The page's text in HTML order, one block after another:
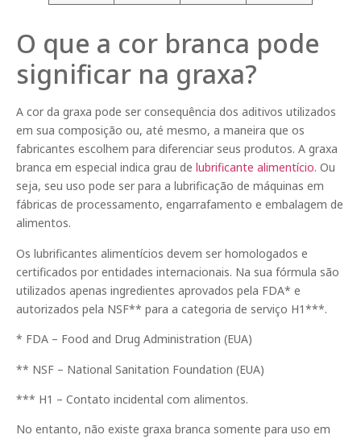
O que a cor branca pode
significar na graxa?
A cor da graxa pode ser consequência dos aditivos utilizados
em sua composição ou, até mesmo, a maneira que os
fabricantes escolhem para diferenciar seus produtos. A graxa
branca em especial indica grau de lubrificante alimentício. Ou
seja, seu uso pode ser para a lubrificação de máquinas em
fábricas de processamento, engarrafamento e embalagem de
alimentos.
Os lubrificantes alimentícios devem ser homologados e
certificados por entidades internacionais. Na sua fórmula são
utilizados apenas ingredientes aprovados pela FDA* e
autorizados pela NSF** para a categoria de serviço H1***.
* FDA – Food and Drug Administration (EUA)
** NSF – National Sanitation Foundation (EUA)
*** H1 – Contato incidental com alimentos.
No entanto, não existe graxa branca somente para uso em